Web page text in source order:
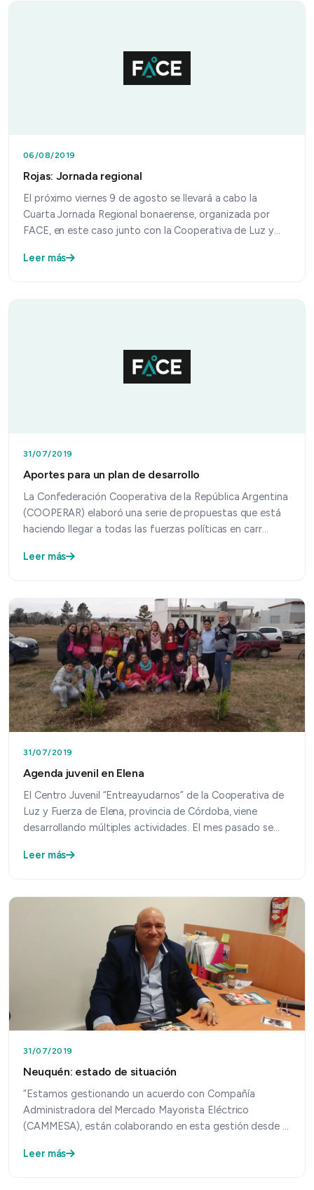
06/08/2019
Rojas: Jornada regional
El próximo viernes 9 de agosto se llevará a cabo la
Cuarta Jornada Regional bonaerense, organizada por
FACE, en este caso junto con la Cooperativa de Luz y
Leer más
31/07/2019
Aportes para un plan de desarrollo
La Confederación Cooperativa de la República Argentina
(COOPERAR) elaboró una serie de propuestas que está
haciendo llegar a todas las fuerzas políticas en carr…
Leer más
31/07/2019
Agenda juvenil en Elena
El Centro Juvenil “Entreayudarnos” de la Cooperativa de
Luz y Fuerza de Elena, provincia de Córdoba, viene
desarrollando múltiples actividades. El mes pasado se…
Leer más
31/07/2019
Neuquén: estado de situación
“Estamos gestionando un acuerdo con Compañía
Administradora del Mercado Mayorista Eléctrico
(CAMMESA), están colaborando en esta gestión desde el
Leer más